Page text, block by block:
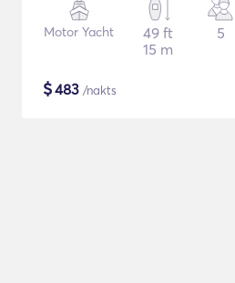
Motor Yacht
49 ft
15 m
5
$483 /nakts